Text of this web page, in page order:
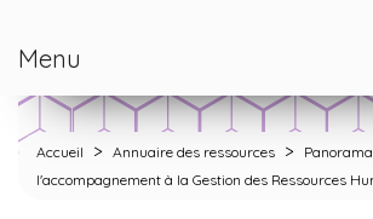
Menu
Accueil > Annuaire des ressources >
l'accompagnement à la Gestion des Ressources